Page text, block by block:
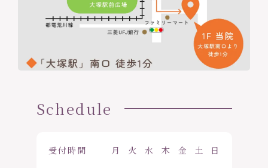
Schedule
受付時間 月 火 水 木 金 土 日